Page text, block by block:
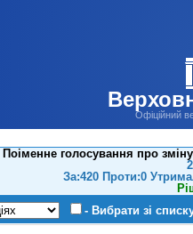
Офіційний
Поіменне голосування про
За:420 Проти:0
- Вибрати зі